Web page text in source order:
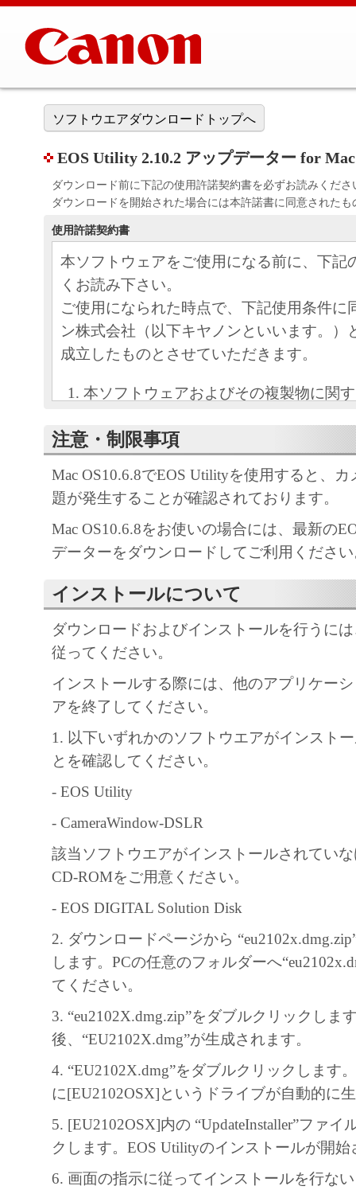
ソフトウエアダウンロードトップへ
EOS Utility 2.10.2 アップデーター for
ダウンロード前に下記の使用許諾契約書を必ずお読みくださ
ダウンロードを開始された場合には本許諾書に同意された
使用許諾契約書
本ソフトウェアをご使用になる前に、下記
くお読み下さい。
ご使用になられた時点で、下記使用条件に
ン株式会社（以下キヤノンといいます。）
成立したものとさせていただきます。
本ソフトウェアおよびその複製物に関
します。
といいます。）に対し、本ソフトウェ
ノン製品を利用する目的で本ソフトウ
独占的権利を許諾します。
ユーザーは、本ソフトウェアの全部ま
改変、リバース・エンジニアリング、
は逆アセンブル等することはできませ
キヤノン、キヤノンマーケティングジ
よびキヤノンのライセンサーは、本ソ
用であること、または本ソフトウェア
と、その他本ソフトウェアに関してい
しません。
キヤノン、キヤノンマーケティングジ
よびキヤノンのライセンサーは、本ソ
失、損害等について、いかなる場合に
任を負いません。
ユーザーは、日本国政府または該当国
許可等を得ることなしに、本ソフトウ
注意・制限事項
Mac OS10.6.8でEOS Utilityを使用すると、
題が発生することが確認されております。
Mac OS10.6.8をお使いの場合には、最新の
データーをダウンロードしてご利用くださ
インストールについて
ダウンロードおよびインストールを行うに
従ってください。
インストールする際には、他のアプリケー
アを終了してください。
1. 以下いずれかのソフトウエアがインスト
とを確認してください。
- EOS Utility
- CameraWindow-DSLR
該当ソフトウエアがインストールされてい
CD-ROMをご用意ください。
- EOS DIGITAL Solution Disk
2. ダウンロードページから
します。PCの任意のフォルダーへ
てください。
3. “eu2102X.dmg.zip”をダブルクリックしま
後、“EU2102X.dmg”が生成されます。
4. “EU2102X.dmg”をダブルクリックします
に[EU2102OSX]というドライブが自動的に
5. [EU2102OSX]内の “UpdateInstaller”ファイ
クします。EOS Utilityのインストールが開始
6. 画面の指示に従ってインストールを行な